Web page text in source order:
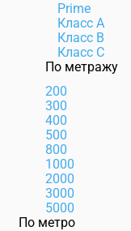
Prime
Класс А
Класс В
Класс С
По метражу
200
300
400
500
800
1000
2000
3000
5000
По метро